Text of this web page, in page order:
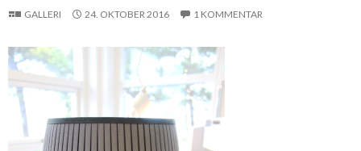
GALLERI 24. OKTOBER 2016 1 KOMMENTAR